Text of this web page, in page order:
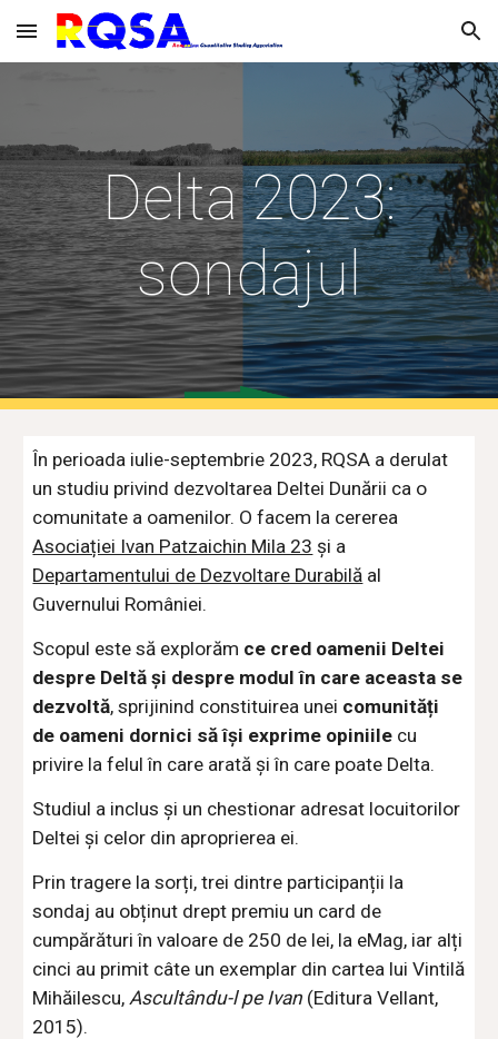
Skip to main content Skip to navigation
Delta 2023:
sondajul
În perioada iulie-septembrie 2023, RQSA a derulat
un studiu privind dezvoltarea Deltei Dunării ca o
comunitate a oamenilor. O facem la cererea
Asociației Ivan Patzaichin Mila 23 și a
Departamentului de Dezvoltare Durabilă al
Guvernului României.
Scopul este să explorăm ce cred oamenii Deltei
despre Deltă și despre modul în care aceasta se
dezvoltă, sprijinind constituirea unei comunități
de oameni dornici să își exprime opiniile cu
privire la felul în care arată și în care poate Delta.
Studiul a inclus și un chestionar adresat locuitorilor
Deltei și celor din aproprierea ei.
Prin tragere la sorți, trei dintre participanții la
sondaj au obținut drept premiu un card de
cumpărături în valoare de 250 de lei, la eMag, iar alți
cinci au primit câte un exemplar din cartea lui Vintilă
Mihăilescu,Ascultându-l pe Ivan (Editura Vellant,
2015).